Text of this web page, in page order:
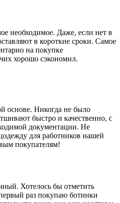
необходимое. Даже, если нет в
в короткие сроки. Самое
на покупке
хорошо сэкономил.
основе. Никогда не было
быстро и качественно, с
документации. Не
для работников нашей
покупателям!
Хотелось бы отметить
раз покупаю ботинки